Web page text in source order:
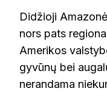
Didžioji
nors pats
Amerikos
gyvūnų bei
nerandama